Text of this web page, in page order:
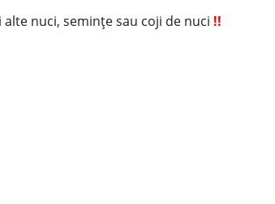
nuci, semințe sau coji de nuci !!